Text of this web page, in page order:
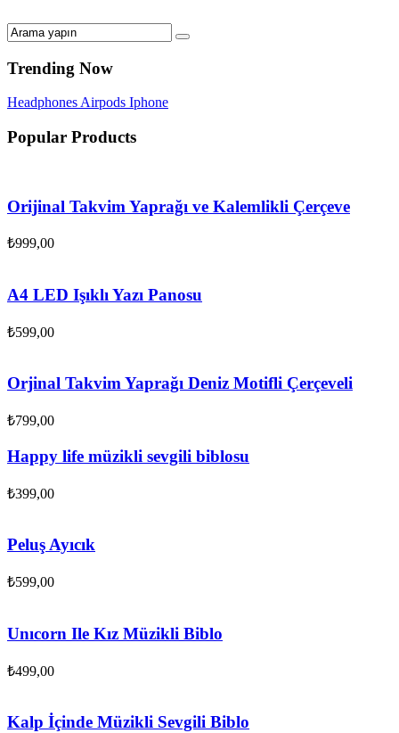
Trending Now
HeadphonesAirpods Iphone
Popular Products
Orijinal Takvim Yaprağı ve Kalemlikli Çerçeve
₺999,00
A4 LED Işıklı Yazı Panosu
₺599,00
Orjinal Takvim Yaprağı Deniz Motifli Çerçeveli
₺799,00
Happy life müzikli sevgili biblosu
₺399,00
Peluş Ayıcık
₺599,00
Unıcorn Ile Kız Müzikli Biblo
₺499,00
Kalp İçinde Müzikli Sevgili Biblo